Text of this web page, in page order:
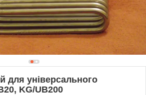
для універсального
KG/UB200